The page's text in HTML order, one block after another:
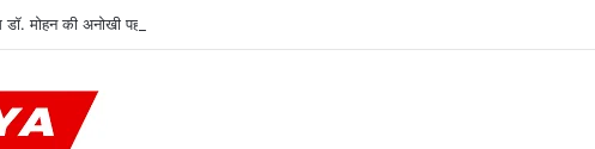
डॉ. मोहन की अनोखी पहल, अब हर शुक्रवार को होगा मुख्यमंत्री जन विश्वास अभियान